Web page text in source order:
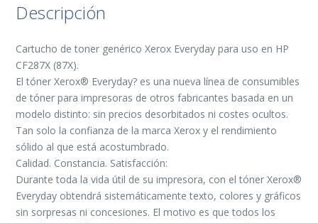
Descripción
Cartucho de toner genérico Xerox Everyday para uso en HP
CF287X (87X).
El tóner Xerox® Everyday? es una nueva línea de consumibles
de tóner para impresoras de otros fabricantes basada en un
modelo distinto: sin precios desorbitados ni costes ocultos.
Tan solo la confianza de la marca Xerox y el rendimiento
sólido al que está acostumbrado.
Calidad. Constancia. Satisfacción:
Durante toda la vida útil de su impresora, con el tóner Xerox®
Everyday obtendrá sistemáticamente texto, colores y gráficos
sin sorpresas ni concesiones. El motivo es que todos los